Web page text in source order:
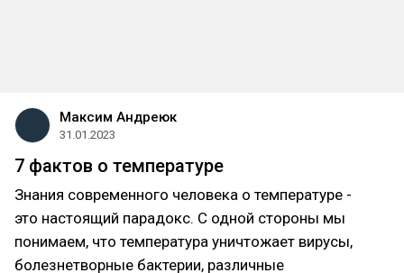
Максим Андреюк
31.01.2023
7 фактов о температуре
Знания современного человека о температуре -
это настоящий парадокс. С одной стороны мы
понимаем, что температура уничтожает вирусы,
болезнетворные бактерии, различные